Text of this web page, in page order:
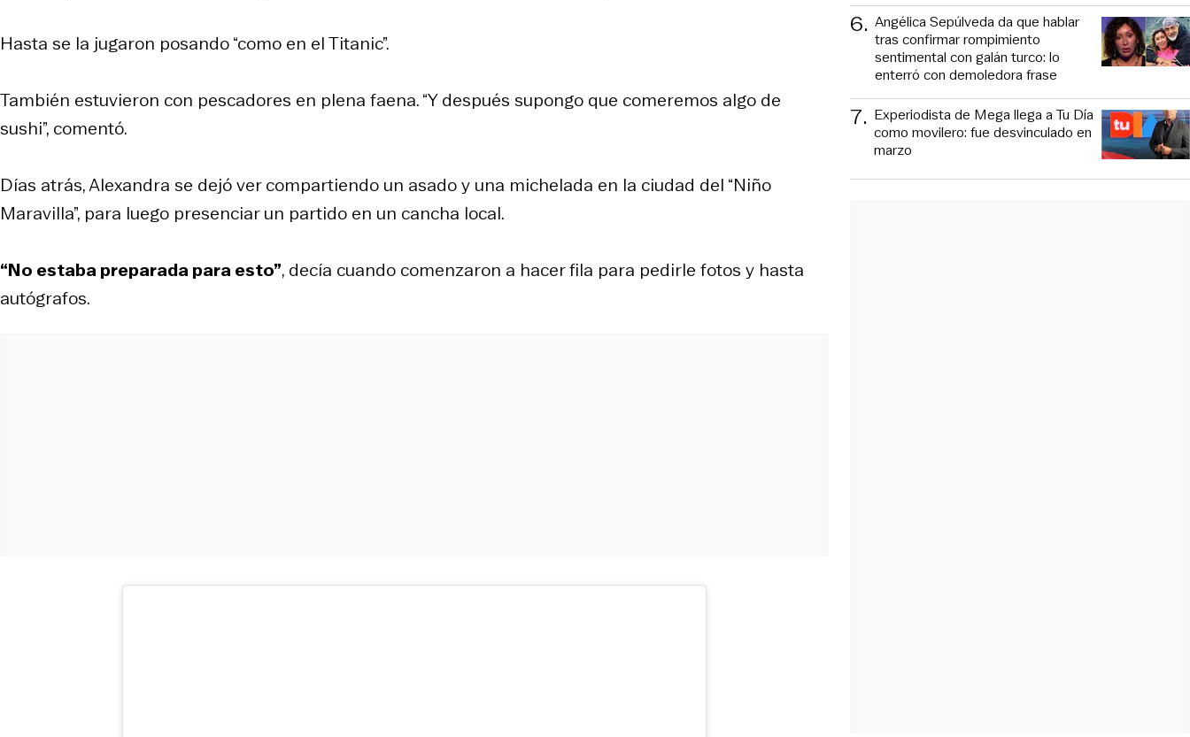
Hasta se la jugaron posando “como en el Titanic”.
También estuvieron con pescadores en plena faena. “Y después supongo que comeremos algo de
sushi”, comentó.
Días atrás, Alexandra se dejó ver compartiendo un asado y una michelada en la ciudad del “Niño
Maravilla”, para luego presenciar un partido en un cancha local.
“No estaba preparada para esto”, decía cuando comenzaron a hacer fila para pedirle fotos y hasta
autógrafos.
6. Angélica Sepúlveda da que hablar
tras confirmar rompimiento
sentimental con galán turco: lo
enterró con demoledora frase
7. Experiodista de Mega llega a Tu Día
como movilero: fue desvinculado en
marzo